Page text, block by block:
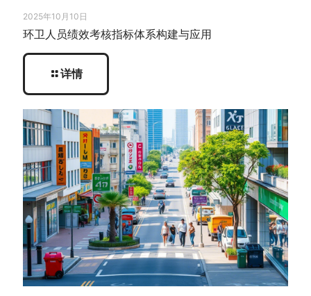
2025年10月10日
环卫人员绩效考核指标体系构建与应用
详情